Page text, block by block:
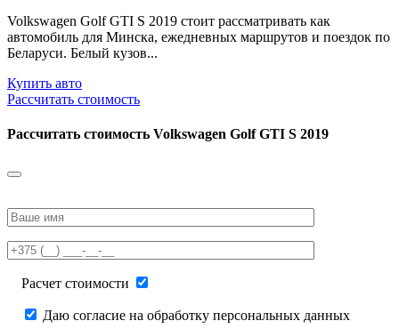
Volkswagen Golf GTI S 2019 стоит рассматривать как
автомобиль для Минска, ежедневных маршрутов и поездок по
Беларуси. Белый кузов...
Купить авто
Рассчитать стоимость
Рассчитать стоимость Volkswagen Golf GTI S 2019
leave
field
empty.
Расчет стоимости
Даю согласие на обработку персональных данных